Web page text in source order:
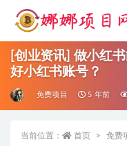
[创业资讯] 做小红
好小红书账号？
免费项目 5 年前
当前位置： 首页 免费